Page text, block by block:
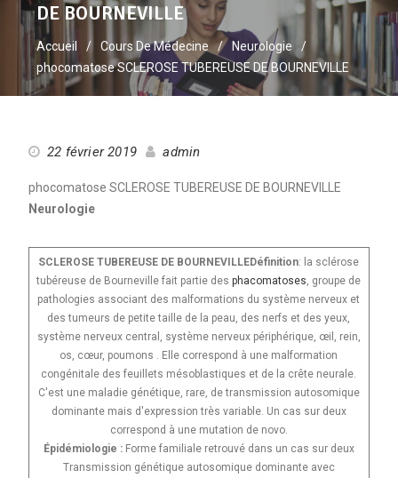
DE BOURNEVILLE
Accueil Cours De Médecine
Neurologie
phocomatose SCLEROSE TUBEREUSE DE BOURNEVILLE
22 février 2019 admin
phocomatose SCLEROSE TUBEREUSE DE BOURNEVILLE
Neurologie
SCLEROSE TUBEREUSE DE BOURNEVILLEDéfinition: la sclérose
tubéreuse de Bourneville fait partie desphacomatoses , groupe de
pathologies associant des malformations du système nerveux et
des tumeurs de petite taille de la peau, des nerfs et des yeux,
système nerveux central, système nerveux périphérique, œil, rein,
os, cœur, poumons . Elle correspond à une malformation
congénitale des feuillets mésoblastiques et de la crête neurale.
C'est une maladie génétique, rare, de transmission autosomique
dominante mais d'expression très variable. Un cas sur deux
correspond à une mutation de novo.
Épidémiologie :Forme familiale retrouvé dans un cas sur deux
Transmission génétique autosomique dominante avec